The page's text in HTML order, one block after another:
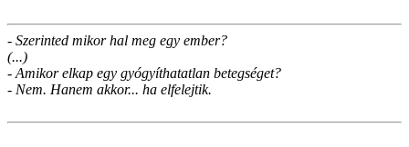
- Szerinted mikor hal meg egy ember?
(...)
- Amikor elkap egy gyógyíthatatlan betegséget?
- Nem. Hanem akkor... ha elfelejtik.